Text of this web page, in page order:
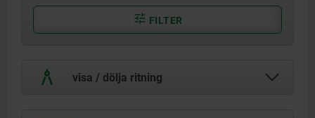
FILTER
visa / dölja ritning